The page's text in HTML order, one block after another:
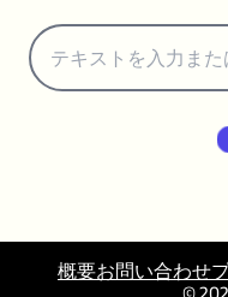
¯\_(ツ)_/¯ Shrug
(ノಠ益ಠ)ノ Angry
(❀❛ᴗ❛) Blushing
(⊙_☉) Surprised
©
概要お問い合わせ